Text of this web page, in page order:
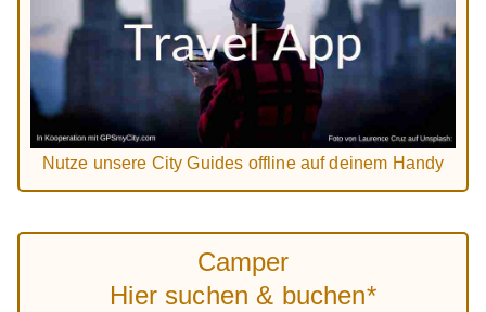
Nutze unsere City Guides offline auf deinem Handy
Camper
Hier suchen & buchen*